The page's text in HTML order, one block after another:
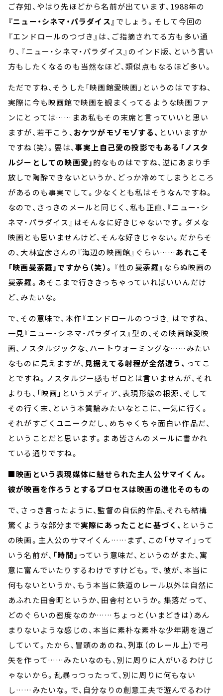
ご存知、やはり先ほどから名前が出ています、1988年の
『ニュー・シネマ・パラダイス』 でしょう。そして今回の
『エンドロールのつづき』は、ご指摘されてる方も多い通
り、『ニュー・シネマ・パラダイス』のインド版、という言い
方もしたくなるのも当然なほど、類似点もなるほど多い。
ただですね、そうした「映画館愛映画」というのはですね、
実際に今も映画館で映画を観まくってるような映画ファ
ンにとっては……まあ私もその末席と言っていいと思い
ますが、若干こう、 おケツがモゾモゾする、 といいますか
ですね（笑）。要は、事実上自己愛の投影でもある「ノスタ
ルジーとしての映画愛」的なものはですね、逆にあまり手
放しで陶酔できないというか、どっか冷めてしまうところ
があるのも事実でして。少なくとも私はそうなんですね。
なので、さっきのメールと同じく、私も正直、『ニュー・シ
ネマ・パラダイス』はそんなに好きじゃないです。ダメな
映画とも思いませんけど、そんな好きじゃない。だからそ
の、大林宣彦さんの『海辺の映画館』ぐらい……あれこそ
「映画曼荼羅」ですから（笑）。 『性の曼荼羅』ならぬ映画の
曼荼羅。あそこまで行ききっちゃっていればいいんだけ
ど、みたいな。
で、その意味で、本作『エンドロールのつづき』はですね、
一見『ニュー・シネマ・パラダイス』型の、その映画館愛映
画、ノスタルジックな、ハートウォーミングな……みたい
なものに見えますが、見据えてる射程が全然違う、 ってこ
とですね。ノスタルジー感もゼロとは言いませんが、それ
よりも、「映画」というメディア、表現形態の根源、そして
その行く末、という本質論みたいなとこに、一気に行く。
それがすごくユニークだし、めちゃくちゃ面白い作品だ、
ということだと思います。まあ皆さんのメールに書かれ
ている通りですね。
■映画という表現媒体に魅せられた主人公サマイくん。
彼が映画を作ろうとするプロセスは映画の進化そのもの
で、さっき言ったように、監督の自伝的作品、それも結構
驚くような部分まで実際にあったことに基づく、 というこ
の映画。主人公のサマイくん……まず、この「サマイ」って
いう名前が、 「時間」 っていう意味だ、というのがまた、寓
意に富んでいたりするわけですけども。で、彼が、本当に
何もないというか、もう本当に鉄道のレール以外は自然に
あふれた田舎町というか、田舎村というか。集落だって、
どのぐらいの密度なのか……ちょっと（いまどきは）あん
まりないような感じの、本当に素朴な素朴な少年期を過ご
していて。たから、冒頭のあのね、列車（のレール上）で弓
矢を作って……みたいなのも、別に周りに人がいるわけじ
ゃないから。乱暴っつったって、別に周りに何もない
し……みたいな。で、自分なりの創意工夫で遊んでるわけ